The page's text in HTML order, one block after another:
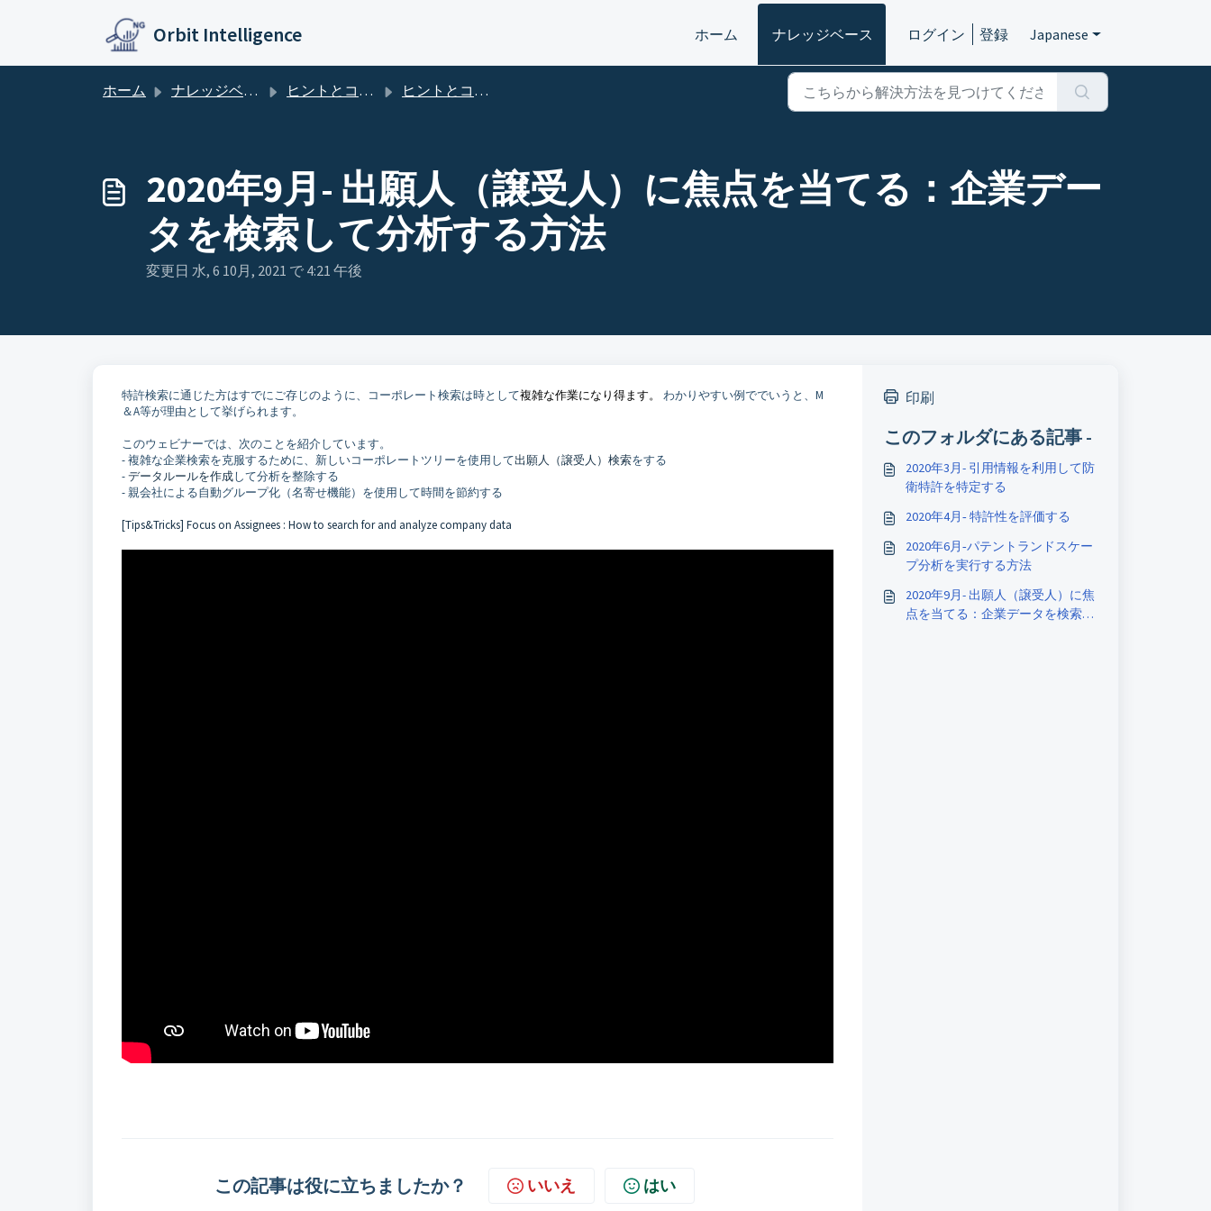
Orbit Intelligence ホーム ナレッジベース ログイン 登録 Japanese
ホーム ナレッジベース ヒントとコツ －Orbit Intelligence ヒントとコツ －Orbit Intelligence 2020
2020年9月- 出願人（譲受人）に焦点を当てる：企業デー
タを検索して分析する方法
変更日 水, 6 10月, 2021 で 4:21 午後
特許検索に通じた方はすでにご存じのように、コーポレート検索は時として複雑な作業になり得ます。
わかりやすい例ででいうと、M
＆A等が理由として挙げられます。
このウェビナーでは、次のことを紹介しています。
- 複雑な企業検索を克服するために、新しいコーポレートツリーを使用して出願人（譲受人）検索をする
-データルールを作成して分析を整除する
- 親会社による自動グループ化（名寄せ機能）を使用して時間を節約する
[Tips&Tricks] Focus on Assignees : How to search for and analyze company data
この記事は役に立ちましたか？ いいえ はい
印刷
このフォルダにある記事 -
2020年3月- 引用情報を利用して防
衛特許を特定する
2020年4月‐ 特許性を評価する
2020年6月‐パテントランドスケー
プ分析を実行する方法
2020年9月- 出願人（譲受人）に焦
点を当てる：企業データを検索し